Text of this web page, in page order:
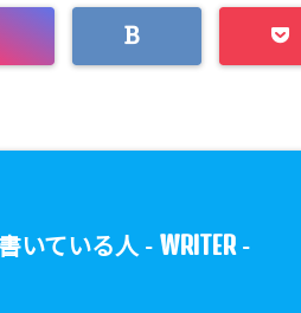
いている人 - WRITER-